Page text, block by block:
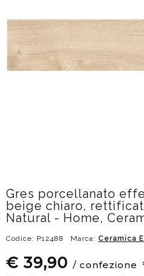
Gres porcellanato
beige chiaro,
Natural - Home,
Codice: P12488 Marca: Ceramica
€ 39,90 / confezione